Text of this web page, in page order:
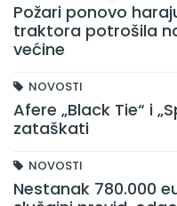
Požari ponovo
traktora potrošila
većine
NOVOSTI
Afere „Black Tie“ i
zataškati
NOVOSTI
Nestanak 780.000